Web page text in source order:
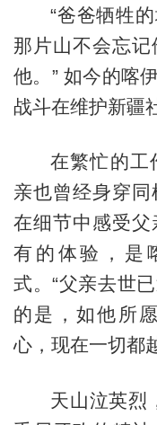
“爸爸牺牲
那片山不会忘
他。” 如今的喀
战斗在维护新疆
在繁忙的工
亲也曾经身穿同
在细节中感受
有的体验，是
式。“父亲去世
的是，如他所
心，现在一切都
天山泣英烈